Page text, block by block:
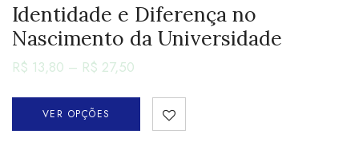
Identidade e Diferença no
Nascimento da Universidade
R$ 13,80 – R$ 27,50
VER OPÇÕES